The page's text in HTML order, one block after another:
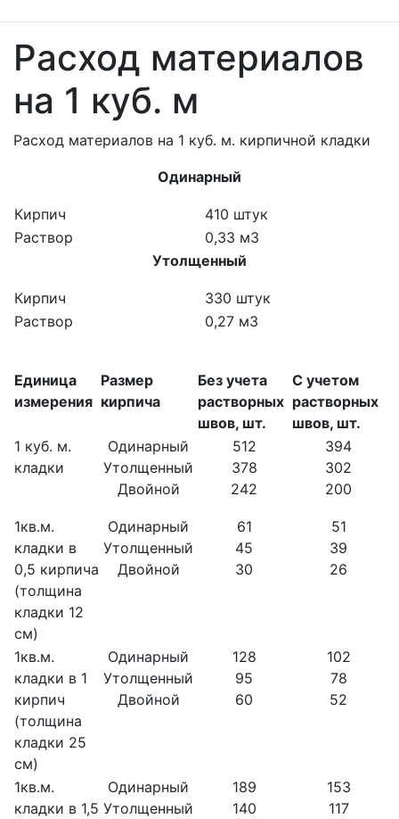
Расход материалов
на 1 куб. м
Расход материалов на 1 куб. м. кирпичной кладки
Одинарный
Кирпич
410 штук
Раствор
0,33 м3
Утолщенный
Кирпич
330 штук
Раствор
0,27 м3
Единица
измерения
Размер
кирпича
Без учета
растворных
швов, шт.
С учетом
растворных
швов, шт.
1 куб. м.
кладки
Одинарный
Утолщенный
Двойной
512
378
242
394
302
200
1кв.м.
кладки в
0,5 кирпича
(толщина
кладки 12
см)
Одинарный
Утолщенный
Двойной
61
45
30
51
39
26
1кв.м.
кладки в 1
кирпич
(толщина
кладки 25
см)
Одинарный
Утолщенный
Двойной
128
95
60
102
78
52
1кв.м.
кладки в 1,5
Одинарный
Утолщенный
189
140
153
117